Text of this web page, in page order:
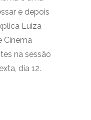
e depois
Luiza
Cinema
na sessão
dia 12.